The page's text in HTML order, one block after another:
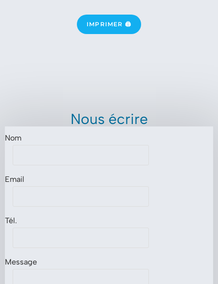
IMPRIMER 🖨
Nous écrire
Nom
Email
Tél.
Message